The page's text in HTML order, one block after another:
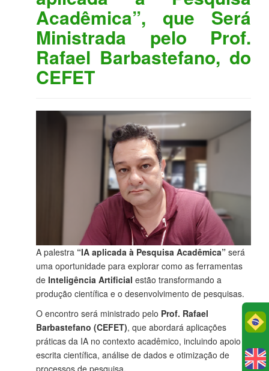
Acadêmica”, que Será
Ministrada pelo Prof.
Rafael Barbastefano, do
CEFET
A palestra “IA aplicada à Pesquisa Acadêmica” será
uma oportunidade para explorar como as ferramentas
de Inteligência Artificial estão transformando a
produção científica e o desenvolvimento de pesquisas.
O encontro será ministrado pelo Prof. Rafael
Barbastefano (CEFET), que abordará aplicações
práticas da IA no contexto acadêmico, incluindo apoio à
escrita científica, análise de dados e otimização de